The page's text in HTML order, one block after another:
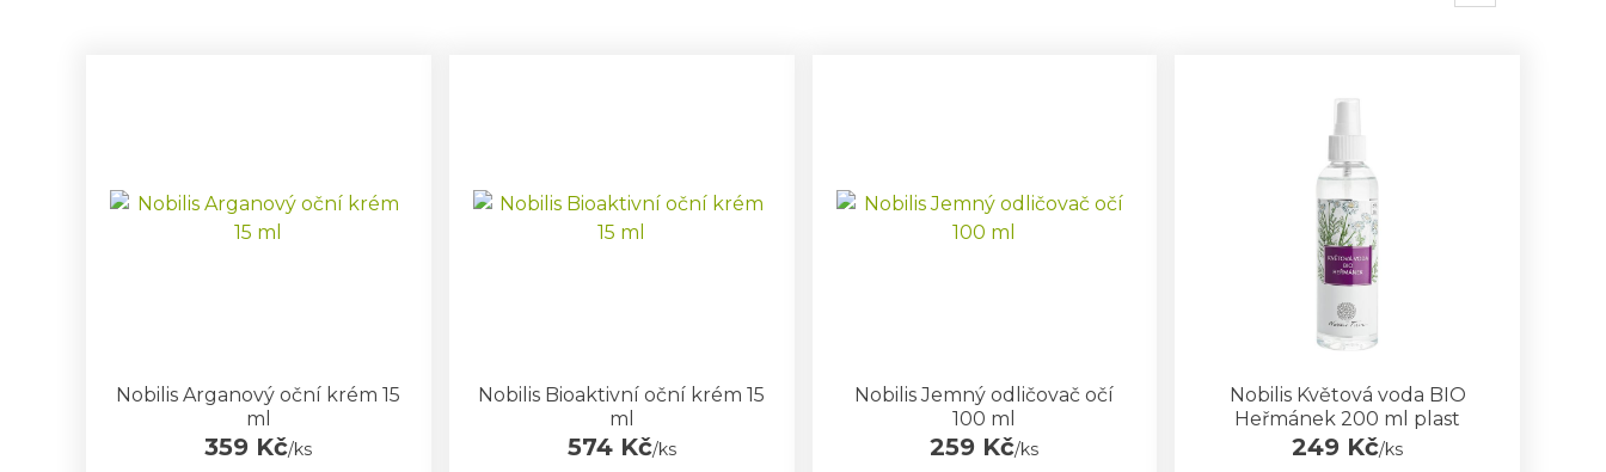
Nobilis Arganový oční krém 15
ml
359 Kč/ks
Nobilis Bioaktivní oční krém 15
ml
574 Kč/ks
Nobilis Jemný odličovač očí
100 ml
259 Kč/ks
Nobilis Květová voda BIO
Heřmánek 200 ml plast
249 Kč/ks